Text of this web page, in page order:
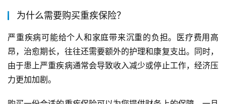
为什么需要购买重疾保险？
严重疾病可能给个人和家庭带来沉重的负担。医疗费用高
昂，治愈期长，往往还需要额外的护理和康复支出。同时，
由于患上严重疾病通常会导致收入减少或停止工作，经济压
力更加加剧。